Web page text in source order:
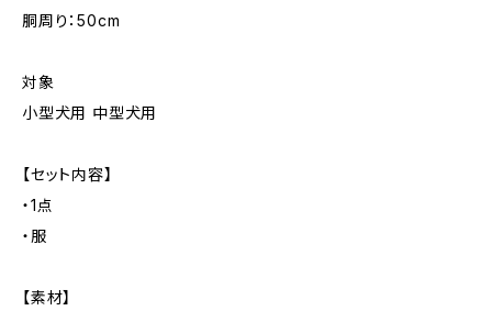
胴周り：50cm
対象
小型犬用 中型犬用
【セット内容】
・1点
・服
【素材】